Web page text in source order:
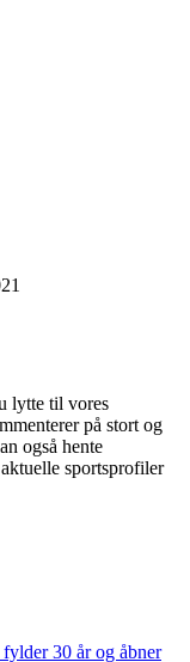
lytte til vores
på stort og
også hente
sportsprofiler
30 år og åbner